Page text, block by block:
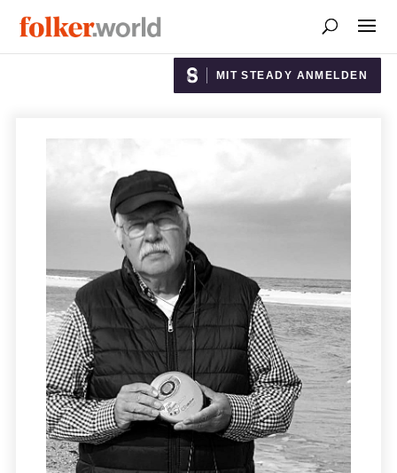
MIT STEADY ANMELDEN